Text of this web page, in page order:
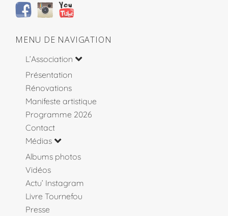
MENU DE NAVIGATION
L’Association
Présentation
Rénovations
Manifeste artistique
Programme 2026
Contact
Médias
Albums photos
Vidéos
Actu’ Instagram
Livre Tournefou
Presse